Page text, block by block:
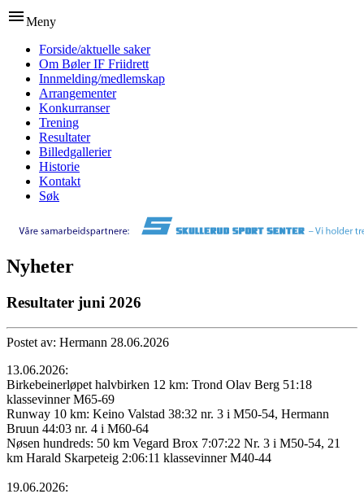
menuMeny
Forside/aktuelle saker
Om Bøler IF Friidrett
Innmelding/medlemskap
Arrangementer
Konkurranser
Trening
Resultater
Billedgallerier
Historie
Kontakt
Søk
Nyheter
Resultater juni 2026
Postet av: Hermann 28.06.2026
13.06.2026:
Birkebeinerløpet halvbirken 12 km: Trond Olav Berg 51:18
klassevinner M65-69
Runway 10 km: Keino Valstad 38:32 nr. 3 i M50-54, Hermann
Bruun 44:03 nr. 4 i M60-64
Nøsen hundreds: 50 km Vegard Brox 7:07:22 Nr. 3 i M50-54, 21
km Harald Skarpeteig 2:06:11 klassevinner M40-44
19.06.2026: